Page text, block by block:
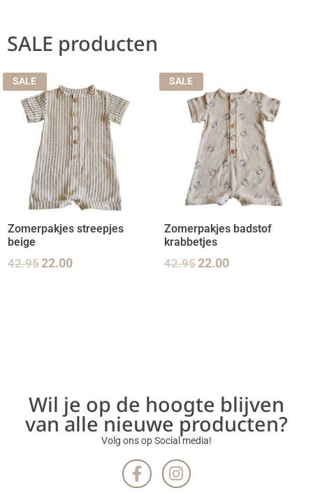
SALE producten
SALE
Zomerpakjes streepjes
beige
42.9522.00
SALE
Zomerpakjes badstof
krabbetjes
42.9522.00
Wil je op de hoogte blijven
van alle nieuwe producten?
Volg ons op Social media!